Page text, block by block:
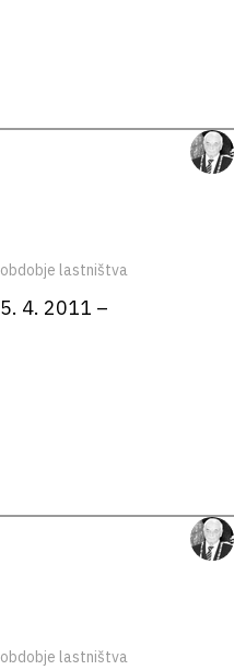
obdobje lastništva
5. 4. 2011 –
obdobje lastništva